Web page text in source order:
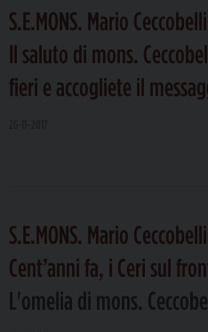
S.E.MONS. Mario Ceccobelli
Il saluto di mons.
fieri e accogliete il
S.E.MONS. Mario Ceccobelli
Cent’anni fa, i Ceri sul
L'omelia di mons.